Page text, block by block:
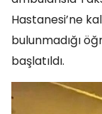
Hastanesi’ne
bulunmadığı
başlatıldı.